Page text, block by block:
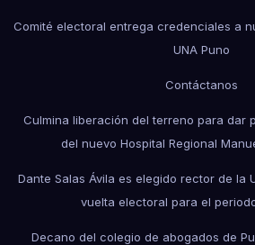
Comité electoral entrega credenciales a
UNA Puno
Contáctanos
Culmina liberación del terreno para dar
del nuevo Hospital Regional
Dante Salas Ávila es elegido rector de la
vuelta electoral para el
Decano del colegio de abogados de